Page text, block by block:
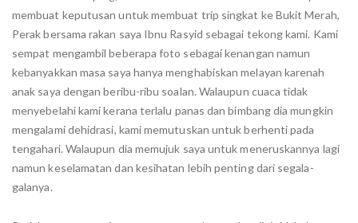
membuat keputusan untuk membuat trip singkat ke Bukit Merah,
Perak bersama rakan saya Ibnu Rasyid sebagai tekong kami. Kami
sempat mengambil beberapa foto sebagai kenangan namun
kebanyakkan masa saya hanya menghabiskan melayan karenah
anak saya dengan beribu-ribu soalan. Walaupun cuaca tidak
menyebelahi kami kerana terlalu panas dan bimbang dia mungkin
mengalami dehidrasi, kami memutuskan untuk berhenti pada
tengahari. Walaupun dia memujuk saya untuk meneruskannya lagi
namun keselamatan dan kesihatan lebih penting dari segala-
galanya.